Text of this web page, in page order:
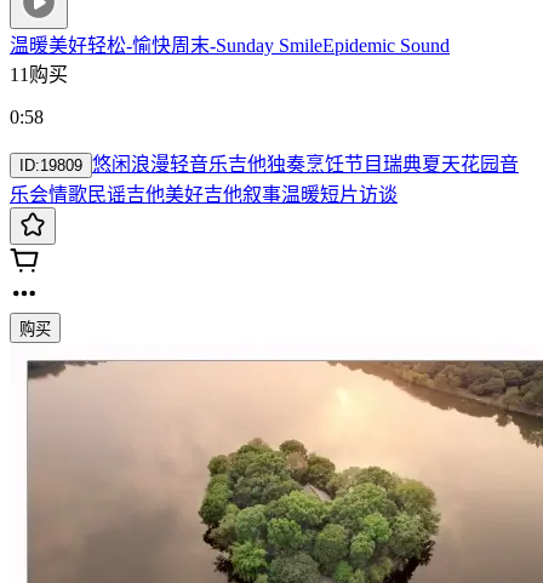
温暖美好轻松-愉快周末-Sunday SmileEpidemic Sound
11购买
0:58
ID:19809 悠闲 浪漫轻音乐吉他独奏烹饪节目瑞典夏天花园音
乐会情歌民谣吉他美好吉他叙事温暖短片访谈
购买